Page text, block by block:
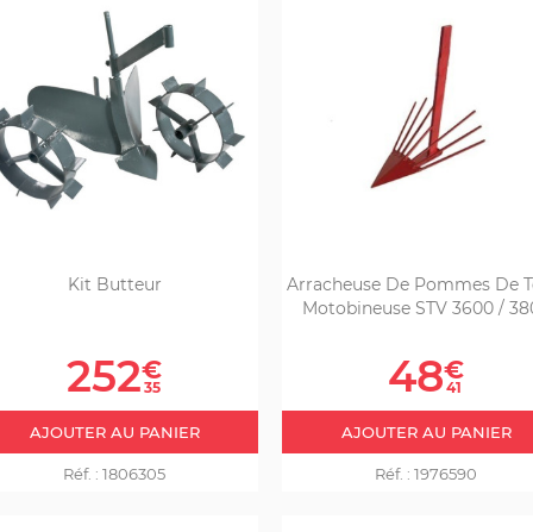
Kit Butteur
Prix
252€
35
AJOUTER AU PANIER
Réf. : 1806305
Arracheuse De Pommes De
Motobineuse STV 3600 /
Prix
48€
41
AJOUTER AU PANIER
Réf. : 1976590